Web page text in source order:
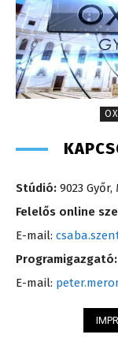
Stúdió: 9023
Felelős online
E-mail:
Programigazgató:
E-mail: